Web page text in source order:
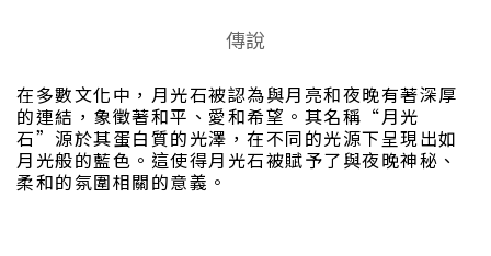
傳說
在多數文化中，月光石被認為與月亮和夜晚有著深厚
的連結，象徵著和平、愛和希望。其名稱“月光
石”源於其蛋白質的光澤，在不同的光源下呈現出如
月光般的藍色。這使得月光石被賦予了與夜晚神秘、
柔和的氛圍相關的意義。